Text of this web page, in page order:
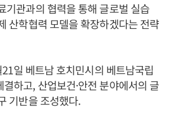
기관과의 협력을 통해 글로벌 실습
산학협력 모델을 확장하겠다는 전략
일 베트남 호치민시의 베트남국립
하고, 산업보건·안전 분야에서의 글
기반을 조성했다.